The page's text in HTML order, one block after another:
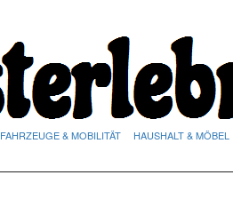
FAHRZEUGE & MOBILITÄT HAUSHALT & MÖBEL